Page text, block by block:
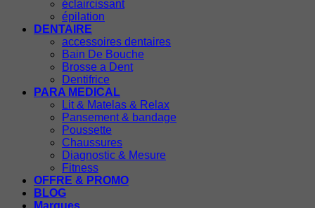
éclaircissant
épilation
DENTAIRE
accessoires dentaires
Bain De Bouche
Brosse a Dent
Dentifrice
PARA MEDICAL
Lit & Matelas & Relax
Pansement & bandage
Poussette
Chaussures
Diagnostic & Mesure
Fitness
OFFRE & PROMO
BLOG
Marques